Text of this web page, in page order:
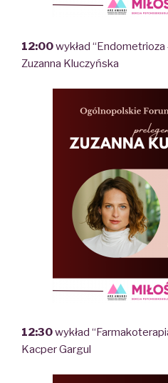
12:00wykład “Endometrioza
Zuzanna Kluczyńska
12:30wykład
Kacper Gargul